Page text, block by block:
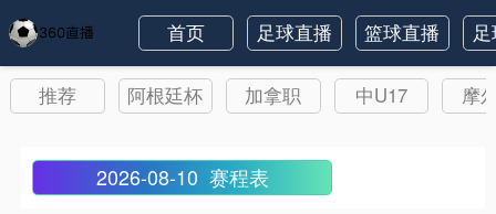
首页 足球直播 篮球直播
推荐 阿根廷杯 加拿职 中U17 摩
2026-08-10 赛程表